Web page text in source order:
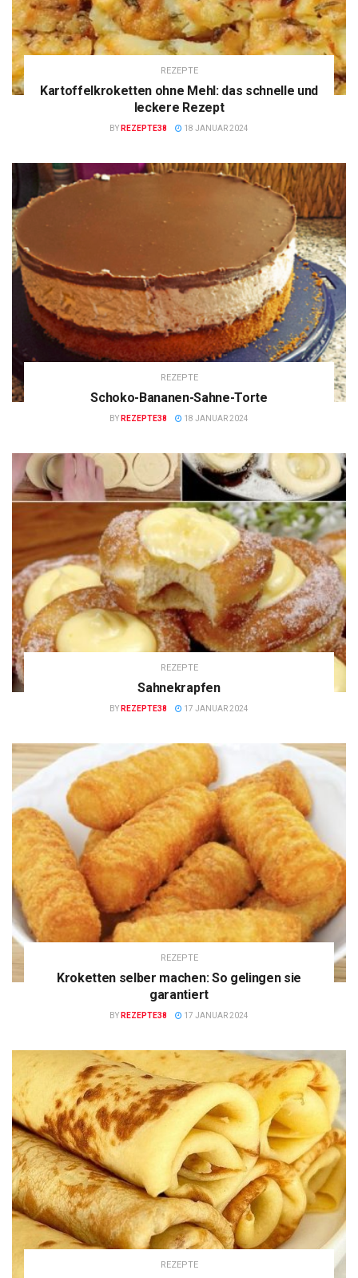
REZEPTE
Kartoffelkroketten ohne Mehl: das schnelle und
leckere Rezept
BY REZEPTE38 18 JANUAR 2024
REZEPTE
Schoko-Bananen-Sahne-Torte
BY REZEPTE38 18 JANUAR 2024
REZEPTE
Sahnekrapfen
BY REZEPTE38 17 JANUAR 2024
REZEPTE
Kroketten selber machen: So gelingen sie
garantiert
BY REZEPTE38 17 JANUAR 2024
REZEPTE